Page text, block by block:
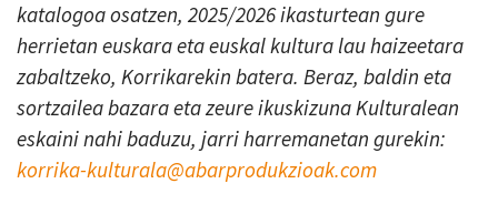
katalogoa osatzen, 2025/2026 ikasturtean gure
herrietan euskara eta euskal kultura lau haizeetara
zabaltzeko, Korrikarekin batera. Beraz, baldin eta
sortzailea bazara eta zeure ikuskizuna Kulturalean
eskaini nahi baduzu, jarri harremanetan gurekin:
korrika-kulturala@abarprodukzioak.com